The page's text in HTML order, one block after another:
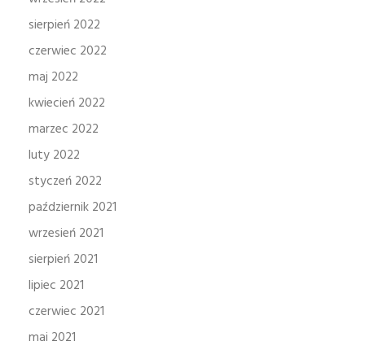
sierpień 2022
czerwiec 2022
maj 2022
kwiecień 2022
marzec 2022
luty 2022
styczeń 2022
październik 2021
wrzesień 2021
sierpień 2021
lipiec 2021
czerwiec 2021